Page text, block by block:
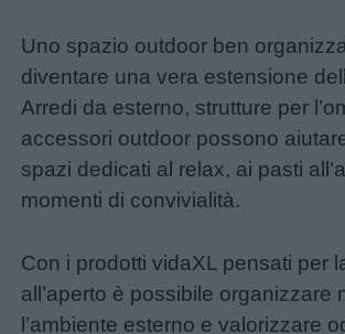
Lavoretti
Nomi
maschili
femminili
Uno spazio outdoor ben
diventare una vera estensione
Arredi da esterno, strutture per
accessori outdoor possono
spazi dedicati al relax, ai pasti
momenti di convivialità.
Con i prodotti vidaXL pensati per
all’aperto è possibile organizzare
l’ambiente esterno e valorizzare